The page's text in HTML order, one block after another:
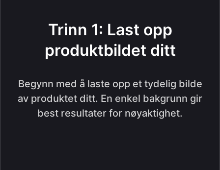
Trinn 1: Last opp
produktbildet ditt
Begynn med å laste opp et tydelig bilde
av produktet ditt. En enkel bakgrunn gir
best resultater for nøyaktighet.